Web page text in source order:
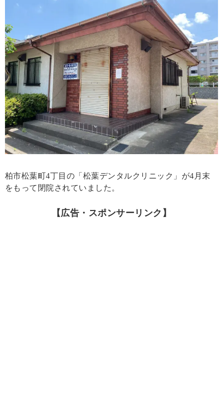
柏市松葉町4丁目の「松葉デンタルクリニック」が4月末
をもって閉院されていました。
【広告・スポンサーリンク】